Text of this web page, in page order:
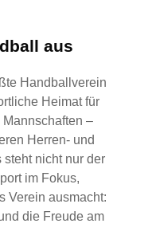
aus
Handballverein
Heimat für
–
Herren- und
steht nicht nur der
im Fokus,
Verein ausmacht:
die Freude am